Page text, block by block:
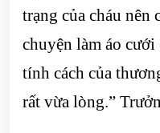
trạng của cháu
chuyện làm áo
tính cách của
rất vừa lòng.”